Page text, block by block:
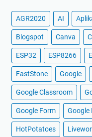
AGR2020 AI
Blogspot Canva
ESP32 ESP8266
FastStone Google
Google Classroom
Google Form Google
HotPotatoes